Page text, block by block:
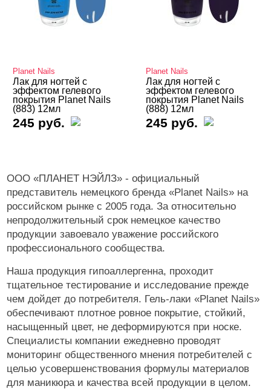
Planet Nails
Лак для ногтей с
эффектом гелевого
покрытия Planet Nails
(883) 12мл
245 руб.
Planet Nails
Лак для ногтей с
эффектом гелевого
покрытия Planet Nails
(888) 12мл
245 руб.
ООО «ПЛАНЕТ НЭЙЛЗ» - официальный
представитель немецкого бренда «Planet Nails» на
российском рынке с 2005 года. За относительно
непродолжительный срок немецкое качество
продукции завоевало уважение российского
профессионального сообщества.
Наша продукция гипоаллергенна, проходит
тщательное тестирование и исследование прежде
чем дойдет до потребителя. Гель-лаки «Planet Nails»
обеспечивают плотное ровное покрытие, стойкий,
насыщенный цвет, не деформируются при носке.
Специалисты компании ежедневно проводят
мониторинг общественного мнения потребителей с
целью усовершенствования формулы материалов
для маникюра и качества всей продукции в целом.